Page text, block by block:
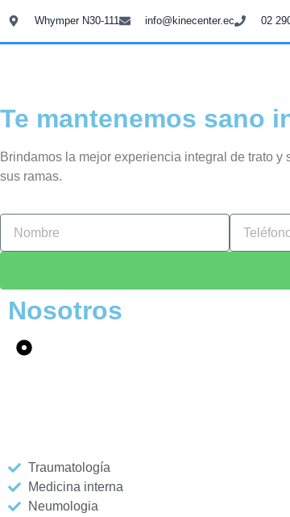
Whymper N30-111 info@kinecenter.ec 02
Te mantenemos sano
Brindamos la mejor experiencia integral de trato
sus ramas.
Nosotros
Traumatología
Medicina interna
Neumologia